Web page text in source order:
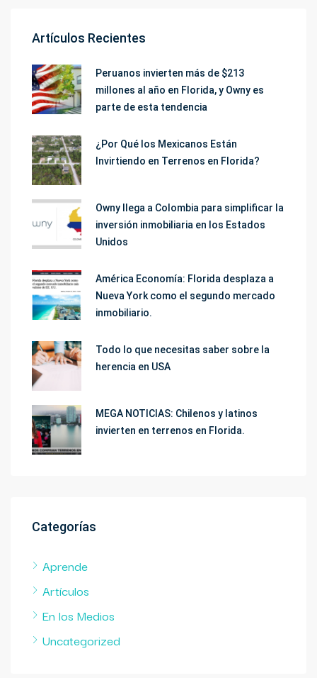
Artículos Recientes
Peruanos invierten más de $213
millones al año en Florida, y Owny es
parte de esta tendencia
¿Por Qué los Mexicanos Están
Invirtiendo en Terrenos en Florida?
Owny llega a Colombia para simplificar la
inversión inmobiliaria en los Estados
Unidos
América Economía: Florida desplaza a
Nueva York como el segundo mercado
inmobiliario.
Todo lo que necesitas saber sobre la
herencia en USA
MEGA NOTICIAS: Chilenos y latinos
invierten en terrenos en Florida.
Categorías
Aprende
Artículos
En los Medios
Uncategorized